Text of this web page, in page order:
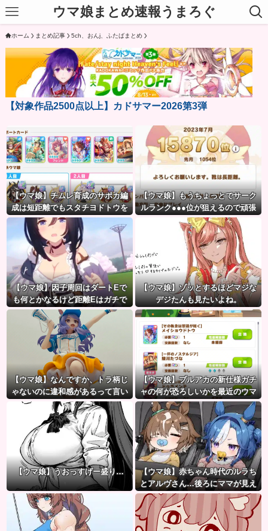
ウマ娘まとめ速報うまろぐ
ホーム まとめ記事 5ch、おんj、ふたばまとめ
【対象作品2500点以上】カドサマー2026第3弾
【ウマ娘】チムレ育成のサポカ編
成は短距離でもスタチヨドトウを
編成するってマジ！？ 根性サポカ
を編成していた意味…
【ウマ娘】もうちょっとでサーク
ルランク●●●位が狙えるので頑張
りましょう。← これ
【ウマ娘】因子周回はダートEで
も何とかなるけど距離Eはガチで
無理ゲー
【ウマ娘】ゾッとするほどマジな
デジたんも見たいよね。
【ウマ娘】なんですか、トラ柄じ
ゃないのに違和感があるって言い
たいんですか？
【ウマ娘】ブルアカの新仕様ガチ
ャの何が恐ろしいかを最近のウマ
娘ガチャに例えると…地獄だな？
【ウマ娘】うおっすげー盛り…
【ウマ娘】赤ちゃん時代のルラち
とアルヴさん…後ろにママが見え
るな？